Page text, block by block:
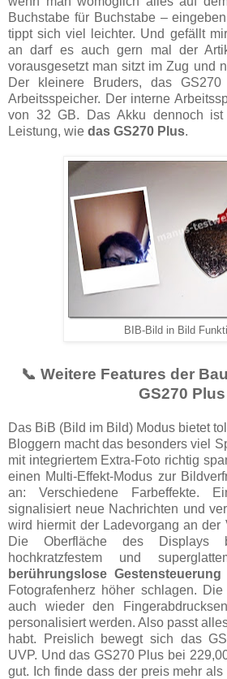
Buchstabe für Buchstabe –
tippt sich viel leichter. Und gefällt
an darf es auch gern mal der
vorausgesetzt man sitzt im Zug und
Der kleinere Bruders, das
Arbeitsspeicher. Der interne
von 32 GB. Das Akku dennoch
Leistung, wie das GS270 Plus.
BIB-Bild in Bild
📞 Weitere Features der
GS270 Plus
Das BiB (Bild im Bild) Modus bietet
Bloggern macht das besonders viel
mit integriertem Extra-Foto richtig
einen Multi-Effekt-Modus zur
an: Verschiedene Farbeffekte.
signalisiert neue Nachrichten und
wird hiermit der Ladevorgang an der
Die Oberfläche des Displays
hochkratzfestem und
berührungslose Gestensteuerung
Fotografenherz höher schlagen.
auch wieder den
personalisiert werden. Also passt
habt. Preislich bewegt sich das
UVP. Und das GS270 Plus bei
gut. Ich finde dass der preis mehr